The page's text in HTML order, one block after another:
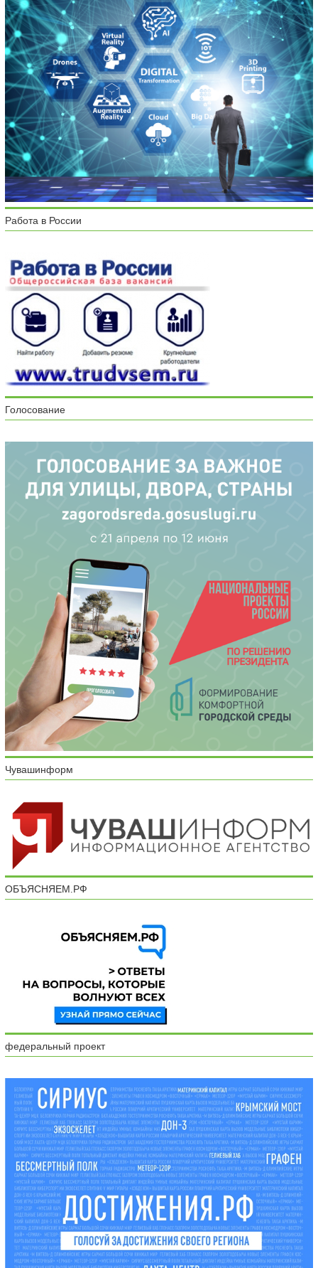
Работа в России
Голосование
Чувашинформ
ОБЪЯСНЯЕМ.РФ
федеральный проект